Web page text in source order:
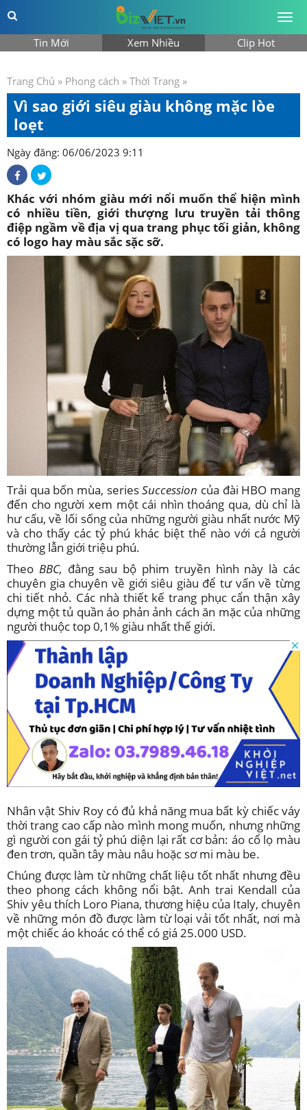
Tin Mới Xem Nhiều Clip Hot
Trang Chủ » Phong cách » Thời Trang »
Vì sao giới siêu giàu không mặc lòe
loẹt
Ngày đăng: 06/06/2023 9:11
Khác với nhóm giàu mới nổi muốn thể hiện mình
có nhiều tiền, giới thượng lưu truyền tải thông
điệp ngầm về địa vị qua trang phục tối giản, không
có logo hay màu sắc sặc sỡ.
Trải qua bốn mùa, seriesSuccession của đài HBO mang
đến cho người xem một cái nhìn thoáng qua, dù chỉ là
hư cấu, về lối sống của những người giàu nhất nước Mỹ
và cho thấy các tỷ phú khác biệt thế nào với cả người
thường lẫn giới triệu phú.
Theo BBC, đằng sau bộ phim truyền hình này là các
chuyên gia chuyên về giới siêu giàu để tư vấn về từng
chi tiết nhỏ. Các nhà thiết kế trang phục cẩn thận xây
dựng một tủ quần áo phản ảnh cách ăn mặc của những
người thuộc top 0,1% giàu nhất thế giới.
Nhân vật Shiv Roy có đủ khả năng mua bất kỳ chiếc váy
thời trang cao cấp nào mình mong muốn, nhưng những
gì người con gái tỷ phú diện lại rất cơ bản: áo cổ lọ màu
đen trơn, quần tây màu nâu hoặc sơ mi màu be.
Chúng được làm từ những chất liệu tốt nhất nhưng đều
theo phong cách không nổi bật. Anh trai Kendall của
Shiv yêu thích Loro Piana, thương hiệu của Italy, chuyên
về những món đồ được làm từ loại vải tốt nhất, nơi mà
một chiếc áo khoác có thể có giá 25.000 USD.